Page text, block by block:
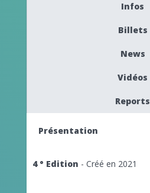
Infos
Billets
News
Vidéos
Reports
Présentation
4 ° Edition - Créé en 2021